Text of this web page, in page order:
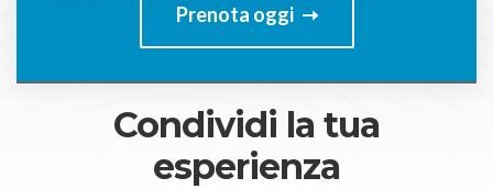
Prenota oggi
Condividi la tua
esperienza